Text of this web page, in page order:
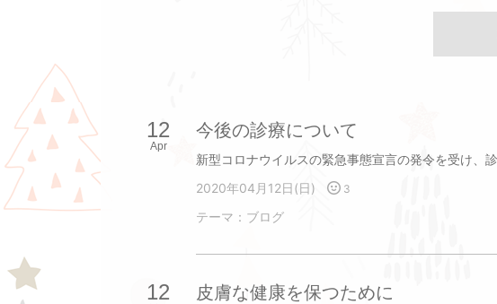
12
Apr
今後の診療について
2020年04月12日(日)
3
テーマ： ブログ
12 皮膚な健康を保つために